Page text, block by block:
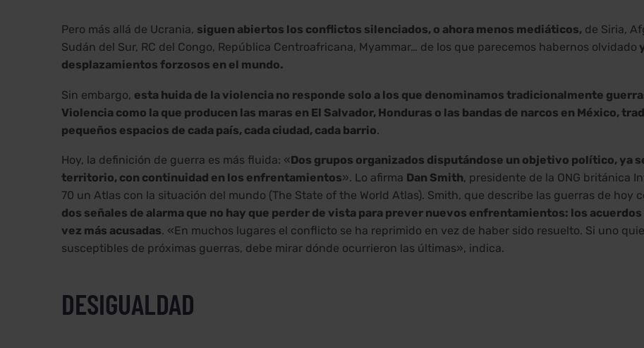
Pero más allá de Ucrania, siguen abiertos los conflictos silenciados, o ahora menos mediáticos, de Siria,
Sudán del Sur, RC del Congo, República Centroafricana, Myammar… de los que parecemos habernos olvidado
desplazamientos forzosos en el mundo.
Sin embargo, esta huida de la violencia no responde solo a los que denominamos tradicionalmente
Violencia como la que producen las maras en El Salvador, Honduras o las bandas de narcos en México,
pequeños espacios de cada país, cada ciudad, cada barrio.
Hoy, la definición de guerra es más fluida: «Dos grupos organizados disputándose un objetivo político, ya
territorio, con continuidad en los enfrentamientos». Lo afirma Dan Smith, presidente de la ONG británica
70 un Atlas con la situación del mundo (The State of the World Atlas). Smith, que describe las guerras de hoy
dos señales de alarma que no hay que perder de vista para prever nuevos enfrentamientos: los
vez más acusadas. «En muchos lugares el conflicto se ha reprimido en vez de haber sido resuelto. Si uno
susceptibles de próximas guerras, debe mirar dónde ocurrieron las últimas», indica.
DESIGUALDAD